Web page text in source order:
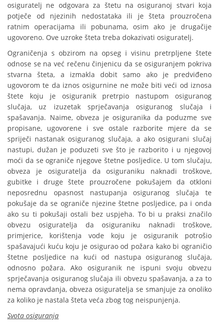
osiguratelj ne odgovara za štetu na osiguranoj stvari koja
potječe od njezinih nedostataka ili je šteta prouzročena
ratnim operacijama ili pobunama, osim ako je drugačije
ugovoreno. Ove uzroke šteta treba dokazivati osiguratelj.
Ograničenja s obzirom na opseg i visinu pretrpljene štete
odnose se na već rečenu činjenicu da se osiguranjem pokriva
stvarna šteta, a izmakla dobit samo ako je predviđeno
ugovorom te da iznos osigurnine ne može biti veći od iznosa
štete koju je osiguranik pretrpio nastupom osiguranog
slučaja, uz izuzetak sprječavanja osiguranog slučaja i
spašavanja. Naime, obveza je osiguranika da poduzme sve
propisane, ugovorene i sve ostale razborite mjere da se
spriječi nastanak osiguranog slučaja, a ako osigurani slučaj
nastupi, dužan je poduzeti sve što je razborito i u njegovoj
moći da se ograniče njegove štetne posljedice. U tom slučaju,
obveza je osiguratelja da osiguraniku naknadi troškove,
gubitke i druge štete prouzročene pokušajem da otkloni
neposrednu opasnost nastupanja osiguranog slučaja te
pokušaje da se ograniče njezine štetne posljedice, pa i onda
ako su ti pokušaji ostali bez uspjeha. To bi u praksi značilo
obvezu osiguratelja da osiguraniku naknadi troškove,
primjerice, korištenja vode koju je osiguranik potrošio
spašavajući kuću koju je osigurao od požara kako bi ograničio
štetne posljedice na kući od nastupa osiguranog slučaja,
odnosno požara. Ako osiguranik ne ispuni svoju obvezu
sprječavanja osiguranog slučaja ili obvezu spašavanja, a za to
nema opravdanja, obveza osiguratelja se smanjuje za onoliko
za koliko je nastala šteta veća zbog tog neispunjenja.
Svota osiguranja